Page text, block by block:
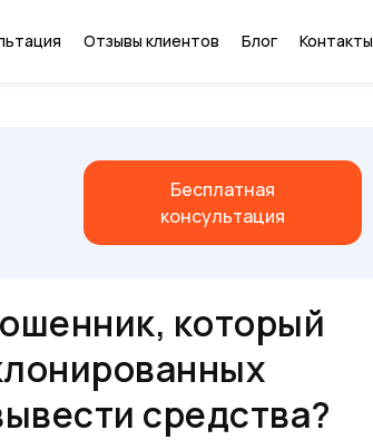
Отзывы клиентов Блог Контакты
Бесплатная
консультация
который
средства?